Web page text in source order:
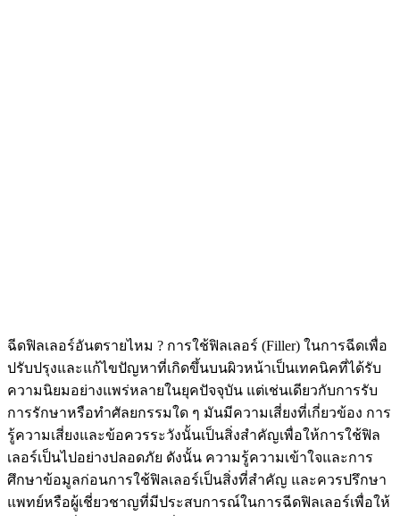
ฉีดฟิลเลอร์อันตรายไหม ? การใช้ฟิลเลอร์ (Filler) ในการฉีดเพื่อ
ปรับปรุงและแก้ไขปัญหาที่เกิดขึ้นบนผิวหน้าเป็นเทคนิคที่ได้รับ
ความนิยมอย่างแพร่หลายในยุคปัจจุบัน แต่เช่นเดียวกับการรับ
การรักษาหรือทำศัลยกรรมใด ๆ มันมีความเสี่ยงที่เกี่ยวข้อง การ
รู้ความเสี่ยงและข้อควรระวังนั้นเป็นสิ่งสำคัญเพื่อให้การใช้ฟิล
เลอร์เป็นไปอย่างปลอดภัย ดังนั้น ความรู้ความเข้าใจและการ
ศึกษาข้อมูลก่อนการใช้ฟิลเลอร์เป็นสิ่งที่สำคัญ และควรปรึกษา
แพทย์หรือผู้เชี่ยวชาญที่มีประสบการณ์ในการฉีดฟิลเลอร์เพื่อให้